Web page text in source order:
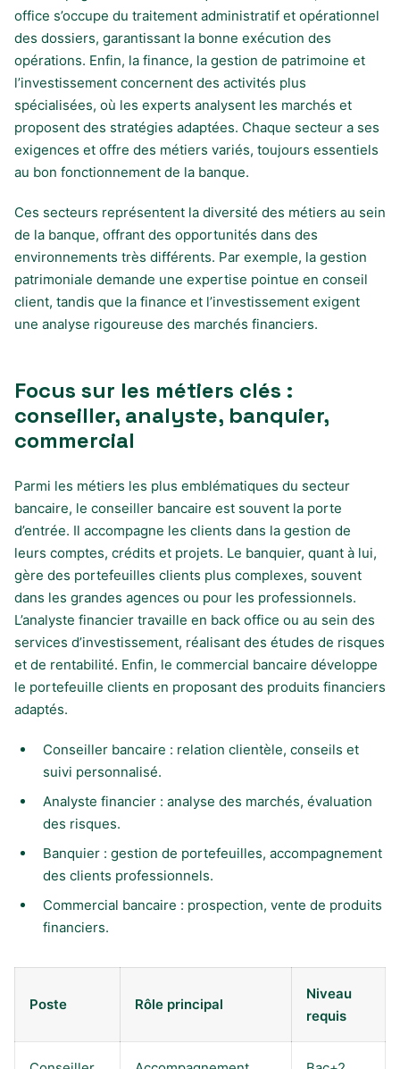
office s’occupe du traitement administratif et opérationnel
des dossiers, garantissant la bonne exécution des
opérations. Enfin, la finance, la gestion de patrimoine et
l’investissement concernent des activités plus
spécialisées, où les experts analysent les marchés et
proposent des stratégies adaptées. Chaque secteur a ses
exigences et offre des métiers variés, toujours essentiels
au bon fonctionnement de la banque.
Ces secteurs représentent la diversité des métiers au sein
de la banque, offrant des opportunités dans des
environnements très différents. Par exemple, la gestion
patrimoniale demande une expertise pointue en conseil
client, tandis que la finance et l’investissement exigent
une analyse rigoureuse des marchés financiers.
Focus sur les métiers clés :
conseiller, analyste, banquier,
commercial
Parmi les métiers les plus emblématiques du secteur
bancaire, le conseiller bancaire est souvent la porte
d’entrée. Il accompagne les clients dans la gestion de
leurs comptes, crédits et projets. Le banquier, quant à lui,
gère des portefeuilles clients plus complexes, souvent
dans les grandes agences ou pour les professionnels.
L’analyste financier travaille en back office ou au sein des
services d’investissement, réalisant des études de risques
et de rentabilité. Enfin, le commercial bancaire développe
le portefeuille clients en proposant des produits financiers
adaptés.
Conseiller bancaire : relation clientèle, conseils et
suivi personnalisé.
Analyste financier : analyse des marchés, évaluation
des risques.
Banquier : gestion de portefeuilles, accompagnement
des clients professionnels.
Commercial bancaire : prospection, vente de produits
financiers.
Poste Rôle principal
Niveau
requis